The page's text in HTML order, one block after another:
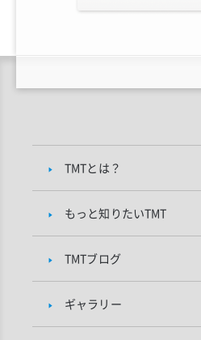
TMTとは？
もっと知りたいTMT
TMTブログ
ギャラリー